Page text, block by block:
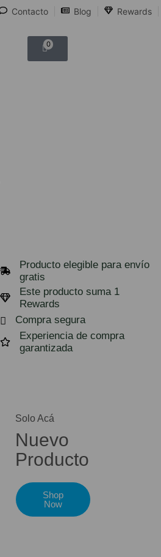
Contacto Blog
Rewards
0
Producto elegible para envío
gratis
Este producto suma 1
Rewards
Compra segura
Experiencia de compra
garantizada
Solo Acá
Nuevo
Producto
Shop
Now